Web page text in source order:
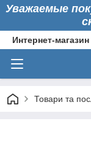
Уважаемые
Интернет-
Товари та